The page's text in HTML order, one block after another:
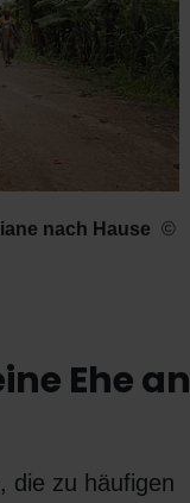
nach Hause
Ehe an
die zu häufigen